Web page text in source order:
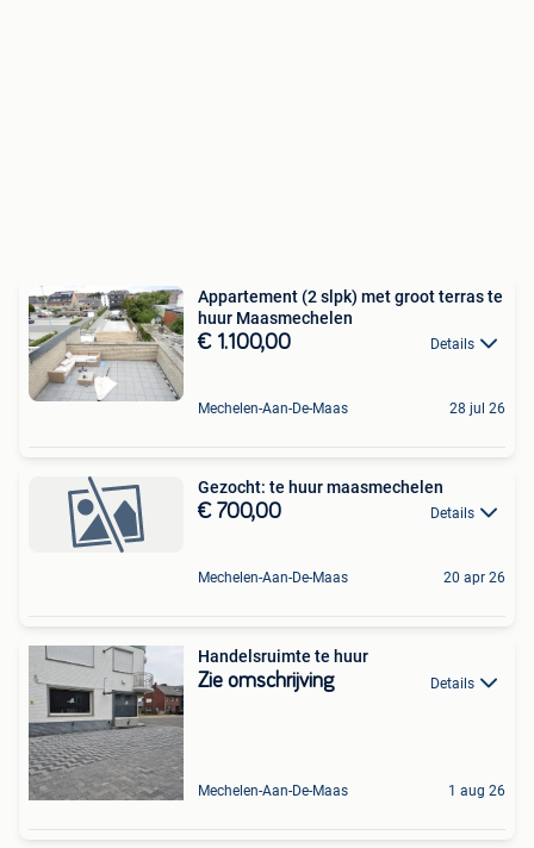
Appartement (2 slpk) met groot terras te
huur Maasmechelen
€ 1.100,00 Details
Mechelen-Aan-De-Maas 28 jul 26
Gezocht: te huur maasmechelen
€ 700,00 Details
Mechelen-Aan-De-Maas 20 apr 26
Handelsruimte te huur
Zie omschrijving Details
Mechelen-Aan-De-Maas 1 aug 26